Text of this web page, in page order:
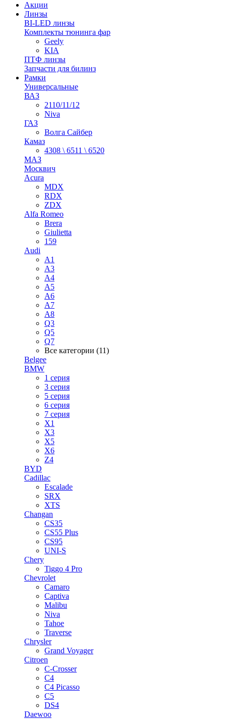
Акции
Линзы
BI-LED линзы
Комплекты тюнинга фар
Geely
KIA
ПТФ линзы
Запчасти для билинз
Рамки
Универсальные
ВАЗ
2110/11/12
Niva
ГАЗ
Волга Сайбер
Камаз
4308 \ 6511 \ 6520
МАЗ
Москвич
Acura
MDX
RDX
ZDX
Alfa Romeo
Brera
Giulietta
159
Audi
A1
A3
A4
A5
A6
A7
A8
Q3
Q5
Q7
Все категории (11)
Belgee
BMW
1 серия
3 серия
5 серия
6 серия
7 серия
X1
X3
X5
X6
Z4
BYD
Cadillac
Escalade
SRX
XTS
Changan
CS35
CS55 Plus
CS95
UNI-S
Chery
Tiggo 4 Pro
Chevrolet
Camaro
Captiva
Malibu
Niva
Tahoe
Traverse
Chrysler
Grand Voyager
Citroen
C-Crosser
C4
C4 Picasso
C5
DS4
Daewoo